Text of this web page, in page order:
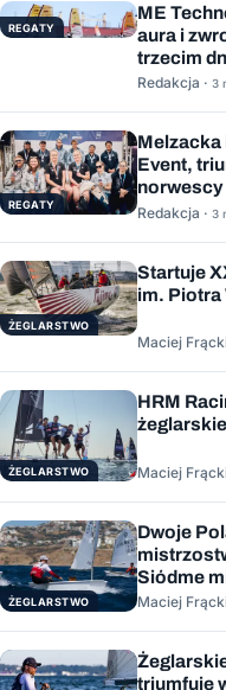
REGATY
ME
aura i
trzecim
Redakcja · 3
REGATY
Melzacka
Event,
norwescy
Redakcja · 3
ŻEGLARSTWO
Startuje
im. Piotra
Maciej
ŻEGLARSTWO
HRM
Maciej
ŻEGLARSTWO
Dwoje
Siódme
Maciej
triumfuje